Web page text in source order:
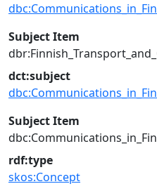
Subject Item
dct:subject
Subject Item
rdf:type
skos:Concept